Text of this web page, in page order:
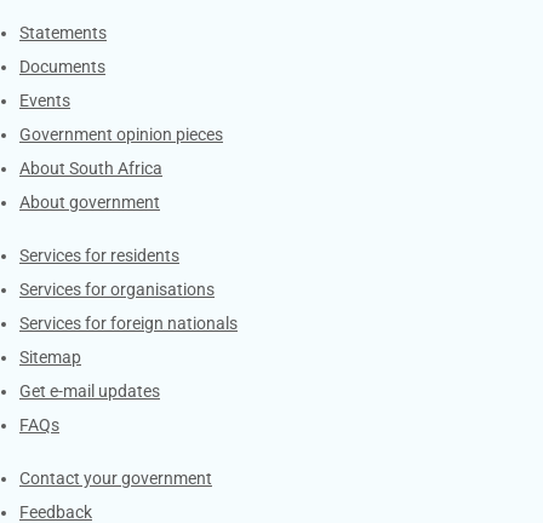
Explore Gov.za
Statements
Documents
Events
Government opinion pieces
About South Africa
About government
Contacts
Services for residents
Services for organisations
Services for foreign nationals
Sitemap
Get e-mail updates
FAQs
Services
Contact your government
Feedback